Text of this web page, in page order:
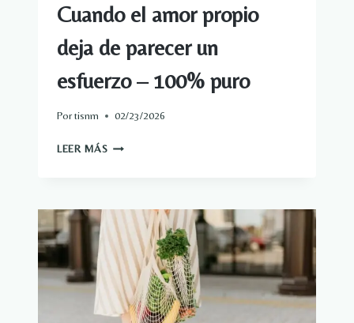
Cuando el amor propio
deja de parecer un
esfuerzo – 100% puro
Portisnm 02/23/2026
LEER MÁS CUANDO
DEJA
DE
PARECER
UN
ESFUERZO
100%